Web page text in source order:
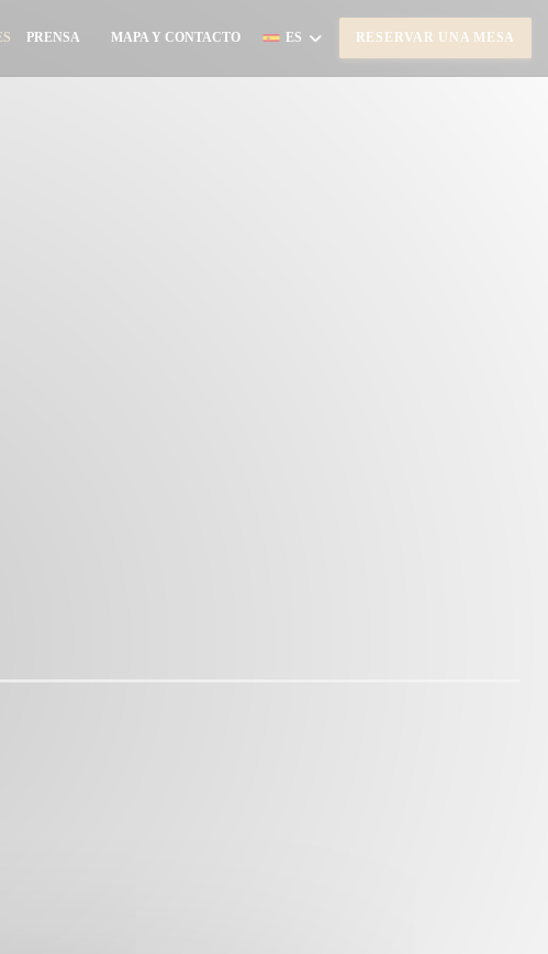
PRENSA
((ABRE EN UNA NUEVA VENTANA))
MAPA Y CONTACTO ES RESERVAR UNA MESA